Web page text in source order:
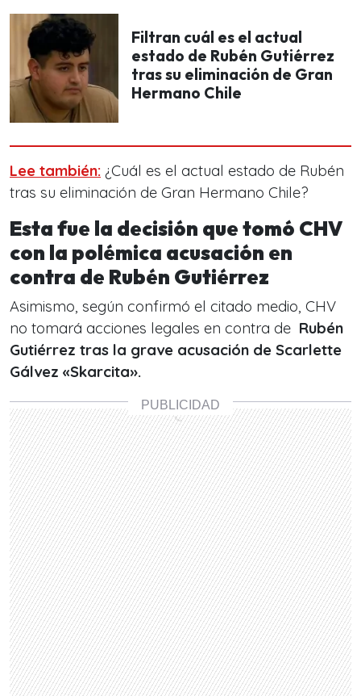
Filtran cuál es el actual
estado de Rubén Gutiérrez
tras su eliminación de Gran
Hermano Chile
Lee también: ¿Cuál es el actual estado de Rubén
tras su eliminación de Gran Hermano Chile?
Esta fue la decisión que tomó CHV
con la polémica acusación en
contra de Rubén Gutiérrez
Asimismo, según confirmó el citado medio, CHV
no tomará acciones legales en contra de Rubén
Gutiérrez tras la grave acusación de Scarlette
Gálvez «Skarcita».